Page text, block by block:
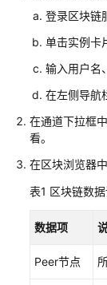
用
户
南
最
佳
践
发
南
登录区块链
单击实例卡
输入用户名
在左侧导航
在通道下拉框
看。
在区块浏览器
表1 区块链数
数据项
Peer节点